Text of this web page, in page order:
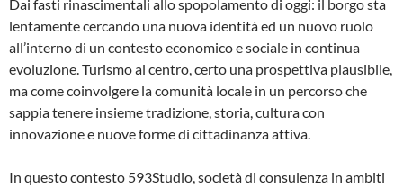
Dai fasti rinascimentali allo spopolamento di oggi: il borgo sta
lentamente cercando una nuova identità ed un nuovo ruolo
all’interno di un contesto economico e sociale in continua
evoluzione. Turismo al centro, certo una prospettiva plausibile,
ma come coinvolgere la comunità locale in un percorso che
sappia tenere insieme tradizione, storia, cultura con
innovazione e nuove forme di cittadinanza attiva.
In questo contesto 593Studio, società di consulenza in ambiti